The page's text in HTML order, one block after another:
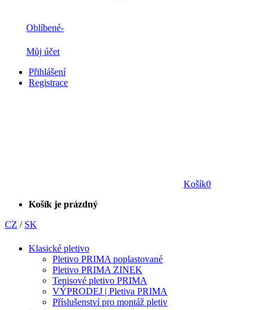
Oblíbené-
Můj účet
Přihlášení
Registrace
Košík0
Košík je prázdný
CZ / SK
Klasické pletivo
Pletivo PRIMA poplastované
Pletivo PRIMA ZINEK
Tenisové pletivo PRIMA
VÝPRODEJ | Pletiva PRIMA
Příslušenství pro montáž pletiv